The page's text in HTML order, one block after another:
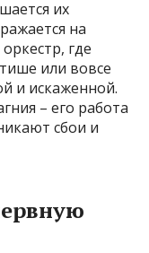
их
на
где
или вовсе
и искаженной.
– его работа
сбои и